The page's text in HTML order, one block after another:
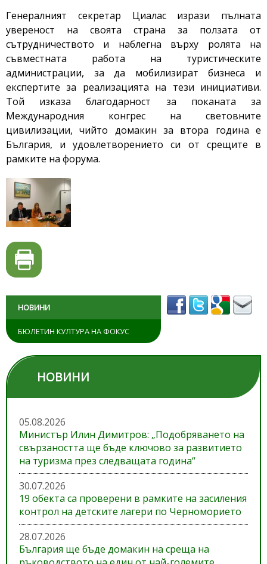
Генералният секретар Циалас изрази пълната
увереност на своята страна за ползата от
сътрудничеството и наблегна върху ролята на
съвместната работа на туристическите
администрации, за да мобилизират бизнеса и
експертите за реализацията на тези инициативи.
Той изказа благодарност за поканата за
Международния конгрес на световните
цивилизации, чийто домакин за втора година е
България, и удовлетворението си от срещите в
рамките на форума.
НОВИНИ
БЮЛЕТИН КУЛТУРА НА ФОКУС
НОВИНИ
05.08.2026
Министър Илин Димитров: „Подобряването на
свързаността ще бъде ключово за развитието
на туризма през следващата година“
30.07.2026
19 обекта са проверени в рамките на засиления
контрол на детските лагери по Черноморието
28.07.2026
България ще бъде домакин на среща на